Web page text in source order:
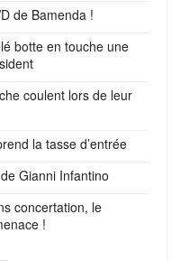
de Bamenda !
botte en touche une
coulent lors de leur
la tasse d’entrée
Gianni Infantino
concertation, le
!